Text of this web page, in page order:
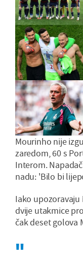
Mourinho nije
zaredom, 60 s
Interom.
nadu: 'Bilo bi
Iako upozoravaju
dvije utakmice
čak deset golova